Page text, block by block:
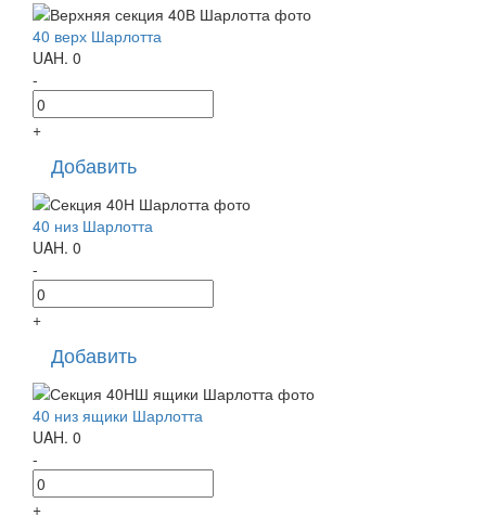
40 верх Шарлотта
UAH. 0
-
+
Добавить
40 низ Шарлотта
UAH. 0
-
+
Добавить
40 низ ящики Шарлотта
UAH. 0
-
+